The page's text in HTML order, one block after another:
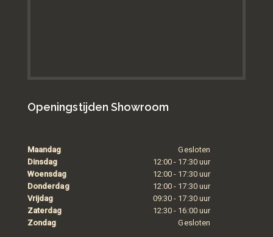
Openingstijden Showroom
Maandag
Gesloten
Dinsdag
12:00 - 17:30 uur
Woensdag
12:00 - 17:30 uur
Donderdag
12:00 - 17:30 uur
Vrijdag
09:30 - 17:30 uur
Zaterdag
12:30 - 16:00 uur
Zondag
Gesloten